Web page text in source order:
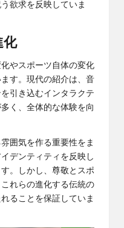
欲求を反映していま
化
やスポーツ自体の変化
す。現代の紹介は、音
引き込むインタラクテ
く、全体的な体験を向
囲気を作る重要性をま
デンティティを反映し
。しかし、尊敬とスポ
れらの進化する伝統の
ることを保証していま